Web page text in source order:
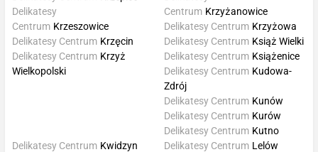
Delikatesy
Centrum Krzeszowice
Delikatesy Centrum Krzęcin
Delikatesy Centrum Krzyż
Wielkopolski
Centrum Krzyżanowice
Delikatesy Centrum Krzyżowa
Delikatesy Centrum Książ Wielki
Delikatesy Centrum Książenice
Delikatesy Centrum Kudowa-
Zdrój
Delikatesy Centrum Kunów
Delikatesy Centrum Kurów
Delikatesy Centrum Kutno
Delikatesy Centrum Kwidzyn
Delikatesy Centrum Lelów